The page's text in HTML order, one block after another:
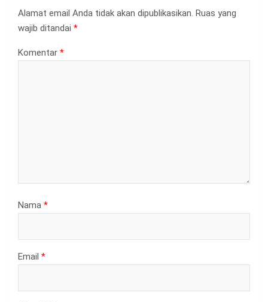
Alamat email Anda tidak akan dipublikasikan. Ruas yang
wajib ditandai *
Komentar *
Nama *
Email *